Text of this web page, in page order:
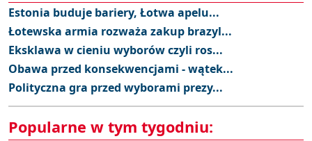
Estonia buduje bariery, Łotwa apelu...
Łotewska armia rozważa zakup brazyl...
Eksklawa w cieniu wyborów czyli ros...
Obawa przed konsekwencjami - wątek...
Polityczna gra przed wyborami prezy...
Popularne w tym tygodniu: